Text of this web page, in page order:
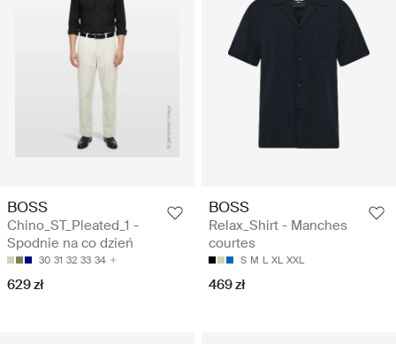
BOSS
Chino_ST_Pleated_1 -
Spodnie na co dzień
30 31 32 33 34
629 zł
BOSS
Relax_Shirt - Manches
courtes
S M L XL XXL
469 zł